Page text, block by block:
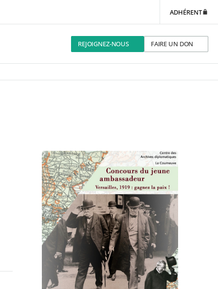
ADHÉRENT
REJOIGNEZ-NOUS FAIRE UN DON